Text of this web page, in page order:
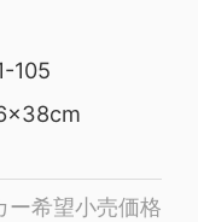
105
ー希望小売価格